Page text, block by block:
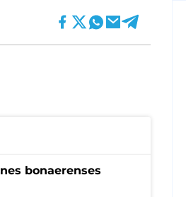
bonaerenses